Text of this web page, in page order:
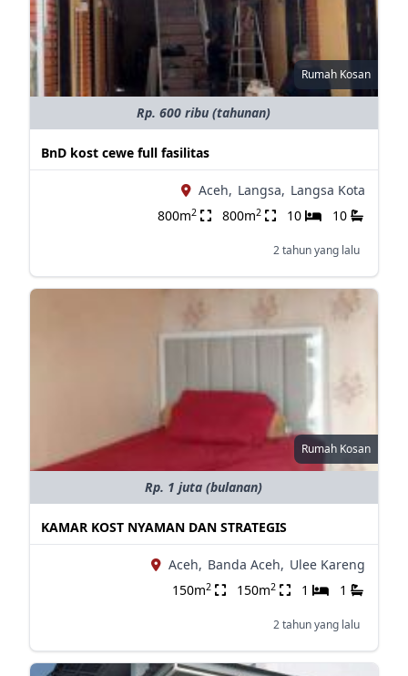
Rumah Kosan
Rp. 600 ribu (tahunan)
BnD kost cewe full fasilitas
Aceh, Langsa, Langsa Kota
800m2 800m2 10 10
2 tahun yang lalu
Rumah Kosan
Rp. 1 juta (bulanan)
KAMAR KOST NYAMAN DAN STRATEGIS
Aceh, Banda Aceh, Ulee Kareng
150m2 150m2 1 1
2 tahun yang lalu